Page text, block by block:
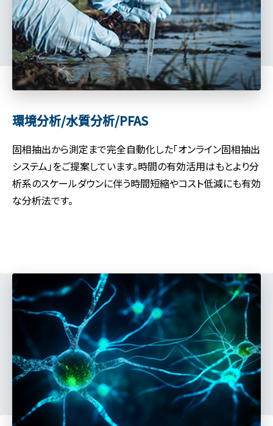
環境分析/水質分析/PFAS
固相抽出から測定まで完全自動化した「オンライン固相抽出
システム」をご提案しています。時間の有効活用はもとより分
析系のスケールダウンに伴う時間短縮やコスト低減にも有効
な分析法です。